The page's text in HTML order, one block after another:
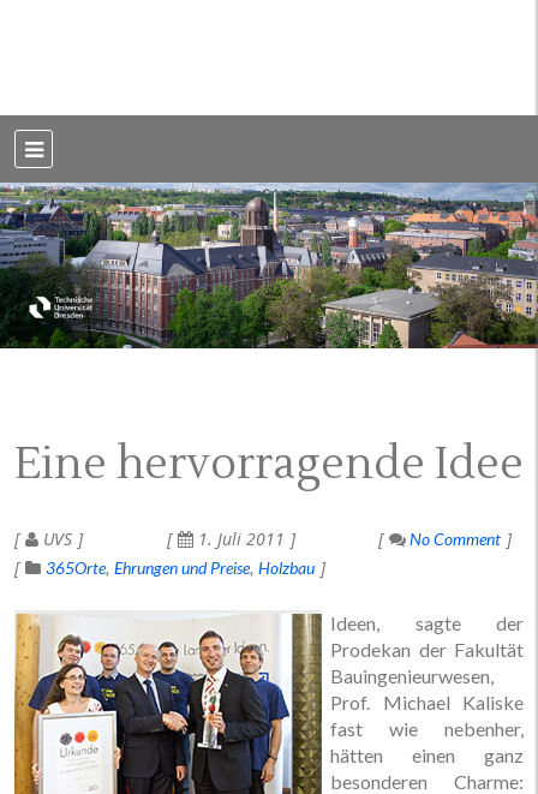
Dresden
Eine hervorragende Idee
UVS 1. Juli 2011
No Comment
365Orte Ehrungen und Preise Holzbau
Ideen, sagte der
Prodekan der Fakultät
Bauingenieurwesen,
Prof. Michael Kaliske
fast wie nebenher,
hätten einen ganz
besonderen Charme: